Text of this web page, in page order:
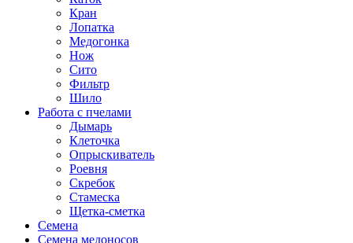
Кран
Лопатка
Медогонка
Нож
Сито
Фильтр
Шило
Работа с пчелами
Дымарь
Клеточка
Опрыскиватель
Роевня
Скребок
Стамеска
Щетка-сметка
Семена
Семена медоносов